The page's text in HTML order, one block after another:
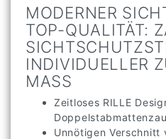
MODERNER
TOP-QUALITÄT:
INDIVIDUELLER
MASS
Zeitloses RILLE
Unnötigen Verschnitt